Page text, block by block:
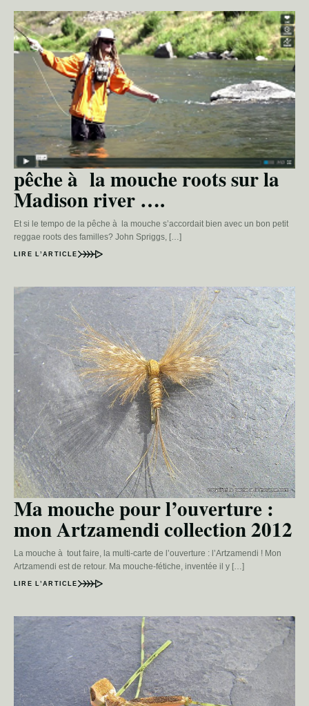
pêche à la mouche roots sur la
Madison river ….
Et si le tempo de la pêche à la mouche s’accordait bien avec un bon petit
reggae roots des familles? John Spriggs, […]
LIRE L’ARTICLE
Ma mouche pour l’ouverture :
mon Artzamendi collection 2012
La mouche à tout faire, la multi-carte de l’ouverture : l’Artzamendi ! Mon
Artzamendi est de retour. Ma mouche-fétiche, inventée il y […]
LIRE L’ARTICLE